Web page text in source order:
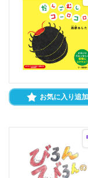
お気に入り追加